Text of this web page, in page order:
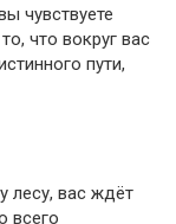
чувствуете
что вокруг вас
пути,
лесу, вас ждёт
всего